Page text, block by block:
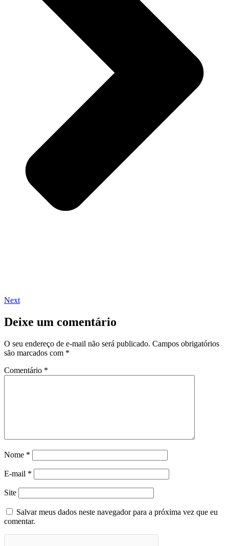
Next
Deixe um comentário
O seu endereço de e-mail não será publicado. Campos obrigatórios
são marcados com *
Comentário *
Nome *
E-mail *
Site
Salvar meus dados neste navegador para a próxima vez que eu
comentar.